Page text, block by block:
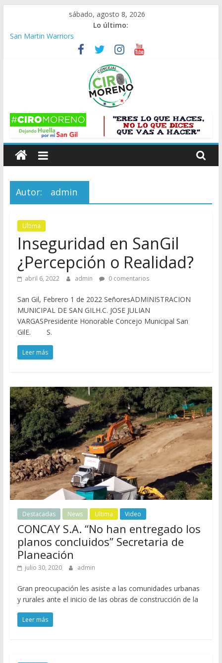
contenido
sábado, agosto 8, 2026
Lo último:
San Martin Warriors
Inseguridad en SanGil ¿Percepción o Realidad?
CONCAY S.A. “No han entregado los planos concluidos”
C
i
r
o
M
o
r
e
n
o
C
o
n
c
e
j
a
l
S
a
Autor: admin
Ultima
Inseguridad en SanGil
¿Percepción o Realidad?
abril 6, 2022 admin 0 comentarios
San Gil, Febrero 1 de 2022 SeñoresADMINISTRACION
MUNICIPAL DE SAN GILH.C. JOSE JULIAN
VARGASPresidente Honorable Concejo Municipal San
GilE. S.
Leer más
Destacadas News Ultima Video
CONCAY S.A. “No han entregado los
planos concluidos” Secretaria de
Planeación
julio 30, 2020 admin
Gran preocupación les asiste a las comunidades urbanas
y rurales ante el inicio de las obras de construcción de la
Leer más